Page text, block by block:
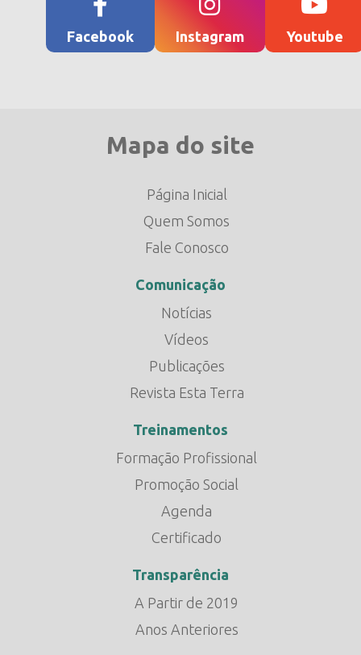
Facebook Instagram Youtube
Mapa do site
Página Inicial
Quem Somos
Fale Conosco
Comunicação
Notícias
Vídeos
Publicações
Revista Esta Terra
Treinamentos
Formação Profissional
Promoção Social
Agenda
Certificado
Transparência
A Partir de 2019
Anos Anteriores